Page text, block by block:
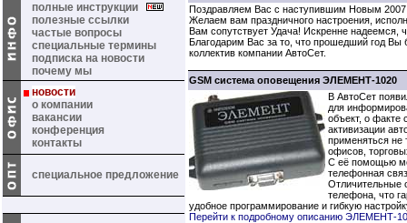
полные инструкции
полезные ссылки
частые вопросы
специальные термины
подписка на новости
почему мы
новости
о компании
вакансии
конференция
контакты
специальное предложение
Поздравляем Вас с наступившим Новым
Желаем вам праздничного настроения,
Вам сопутствует Удача! Искренне надеемся,
Благодарим Вас за то, что прошедший год
коллектив компании АвтоСет.
GSM система оповещения ЭЛЕМЕНТ-1020
В АвтоСет
для
объект, о факте
активизации
применяться не
офисов,
С её помощью
телефонная
Отличительные
телефона, что
удобное программирование и гибкую
Перейти к подробному описанию ЭЛЕМЕНТ-